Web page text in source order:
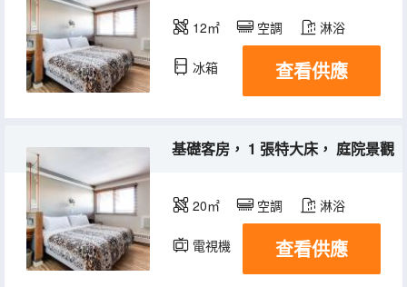
12㎡ 空調 淋浴
冰箱 查看供應
基礎客房， 1 張特大床， 庭院景觀
20㎡ 空調 淋浴
電視機 冰箱
查看供應